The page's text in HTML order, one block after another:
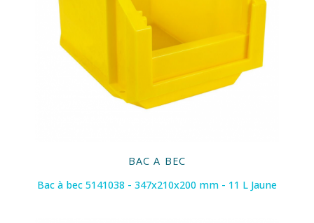
BAC A BEC
Bac à bec 5141038 - 347x210x200 mm - 11 L Jaune